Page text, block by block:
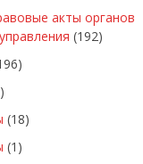
акты органов
(192)
(18)
(1)